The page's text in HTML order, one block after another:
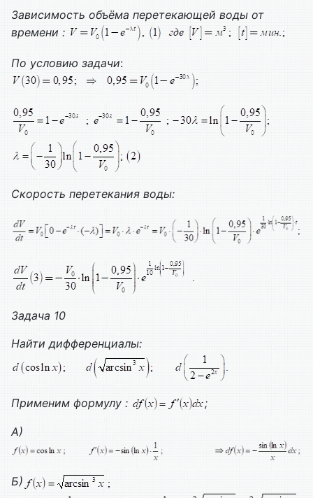
Зависимость объёма перетекающей воды от
времени :
По условию задачи:
Скорость перетекания воды:
Задача 10
Найти дифференциалы:
Применим формулу : ;
А)
Б)